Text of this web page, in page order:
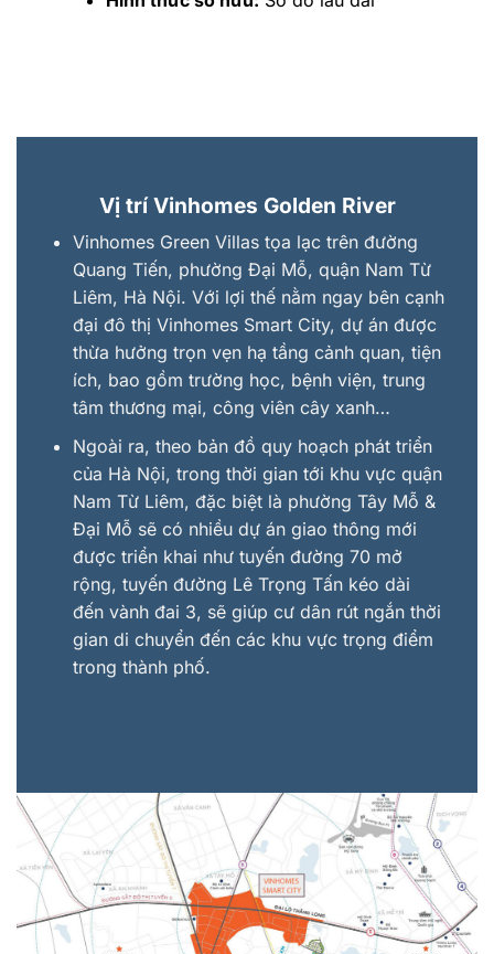
Vị trí Vinhomes Golden River
Vinhomes Green Villas tọa lạc trên đường
Quang Tiến, phường Đại Mỗ, quận Nam Từ
Liêm, Hà Nội. Với lợi thế nằm ngay bên cạnh
đại đô thị Vinhomes Smart City, dự án được
thừa hưởng trọn vẹn hạ tầng cảnh quan, tiện
ích, bao gồm trường học, bệnh viện, trung
tâm thương mại, công viên cây xanh…
Ngoài ra, theo bản đồ quy hoạch phát triển
của Hà Nội, trong thời gian tới khu vực quận
Nam Từ Liêm, đặc biệt là phường Tây Mỗ &
Đại Mỗ sẽ có nhiều dự án giao thông mới
được triển khai như tuyến đường 70 mở
rộng, tuyến đường Lê Trọng Tấn kéo dài
đến vành đai 3, sẽ giúp cư dân rút ngắn thời
gian di chuyển đến các khu vực trọng điểm
trong thành phố.